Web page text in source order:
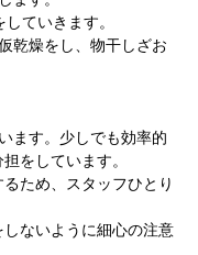
ていきます。
乾燥をし、物干しざお
ます。少しでも効率的
をしています。
ため、スタッフひとり
ないように細心の注意